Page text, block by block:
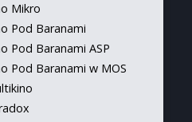
Mikro
Pod Baranami
Pod Baranami ASP
Pod Baranami w MOS